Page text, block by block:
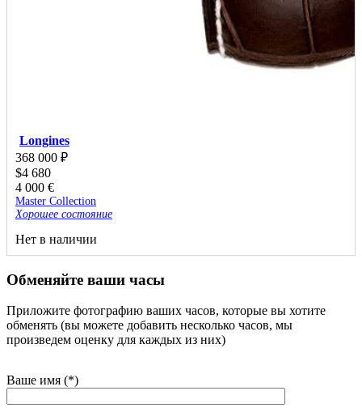
Longines
368 000 ₽
$4 680
4 000 €
Master Collection
Хорошее состояние
Нет в наличии
Обменяйте ваши часы
Приложите фотографию ваших часов, которые вы хотите
обменять (вы можете добавить несколько часов, мы
произведем оценку для каждых из них)
Ваше имя (*)